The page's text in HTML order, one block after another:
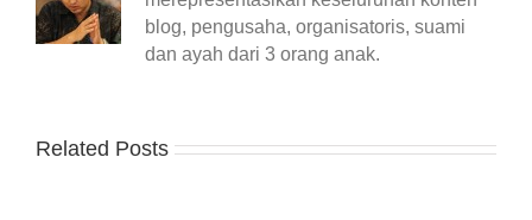
blog, pengusaha, organisatoris, suami
dan ayah dari 3 orang anak.
Related Posts